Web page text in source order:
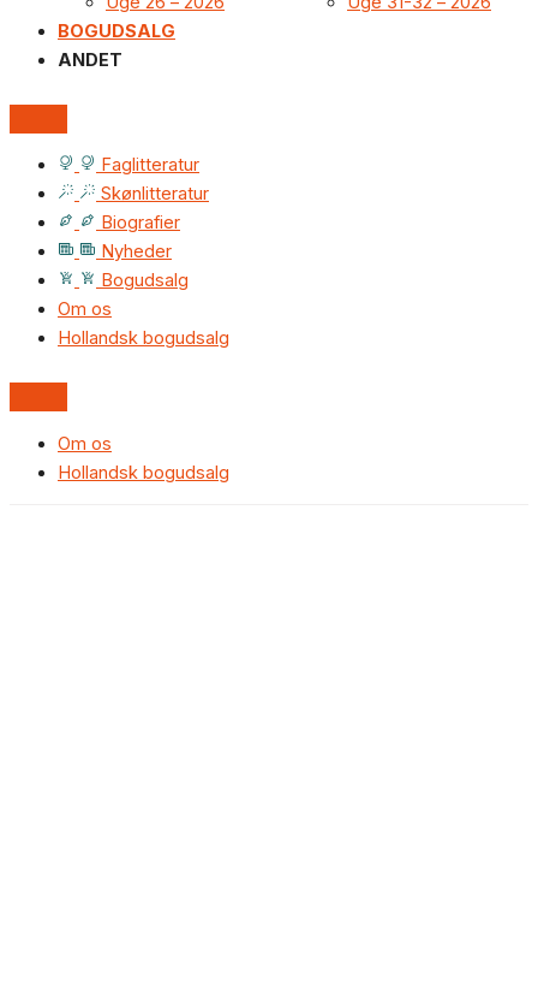
BOGUDSALG
ANDET
Faglitteratur
Skønlitteratur
Biografier
Nyheder
Bogudsalg
Om os
Hollandsk bogudsalg
Om os
Hollandsk bogudsalg